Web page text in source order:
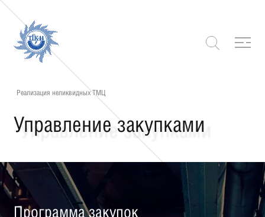
Реализация неликвидных ТМЦ
Управление закупками
Программа закупок